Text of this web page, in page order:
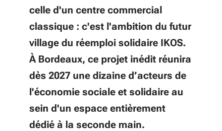
celle d'un centre commercial
classique : c'est l'ambition du futur
village du réemploi solidaire IKOS.
À Bordeaux, ce projet inédit réunira
dès 2027 une dizaine d’acteurs de
l'économie sociale et solidaire au
sein d'un espace entièrement
dédié à la seconde main.